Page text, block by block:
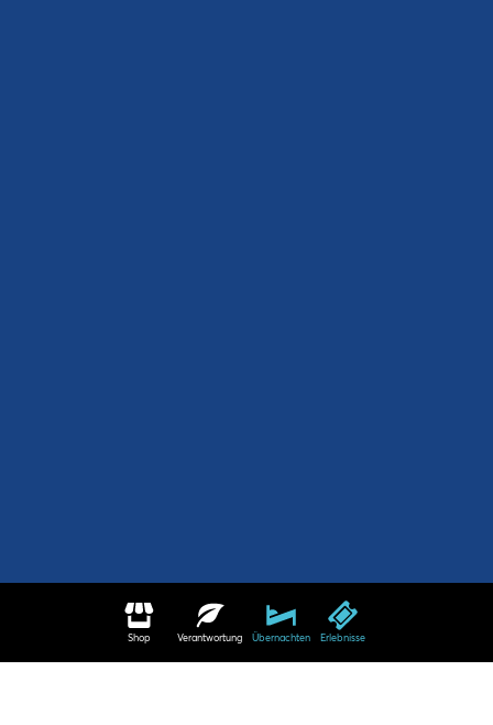
Shop Verantwortung Übernachten Erlebnisse